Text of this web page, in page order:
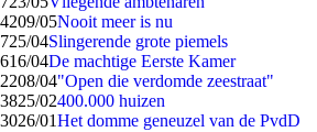
4209/05Nooit meer is nu
725/04Slingerende grote piemels
616/04De machtige Eerste Kamer
2208/04"Open die verdomde zeestraat"
3825/02400.000 huizen
3026/01Het domme geneuzel van de PvdD